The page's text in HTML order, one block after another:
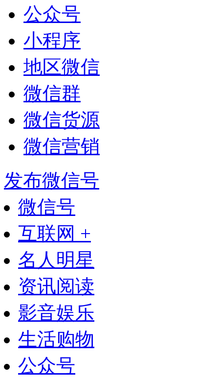
公众号
小程序
地区微信
微信群
微信货源
微信营销
发布微信号
微信号
互联网 +
名人明星
资讯阅读
影音娱乐
生活购物
公众号